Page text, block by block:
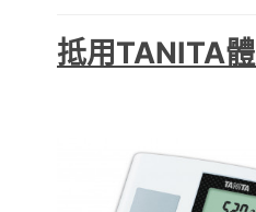
抵用TANITA